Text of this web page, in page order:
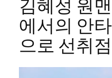
김혜성 원
에서의 안
으로 선취